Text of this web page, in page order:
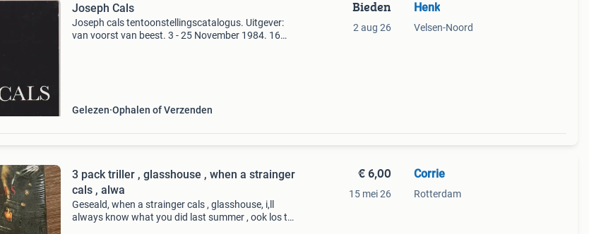
Joseph Cals
Joseph cals tentoonstellingscatalogus. Uitgever:
van voorst van beest. 3 - 25 November 1984. 16
Gelezen Ophalen of Verzenden
Bieden
2 aug 26
Henk
Velsen-Noord
3 pack triller , glasshouse , when a strainger
cals , alwa
Geseald, when a strainger cals , glasshouse, i,ll
always know what you did last summer , ook los te
€ 6,00
15 mei 26
Corrie
Rotterdam